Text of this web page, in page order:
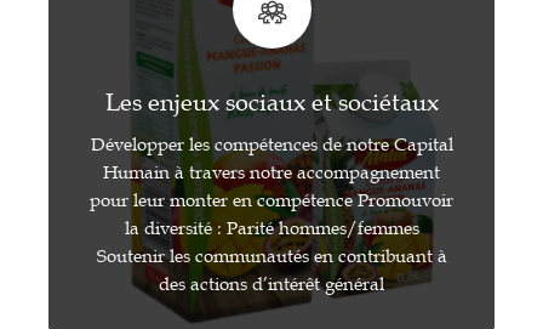
Les enjeux sociaux et sociétaux
Développer les compétences de notre Capital
Humain à travers notre accompagnement
pour leur monter en compétence Promouvoir
la diversité : Parité hommes/femmes
Soutenir les communautés en contribuant à
des actions d’intérêt général